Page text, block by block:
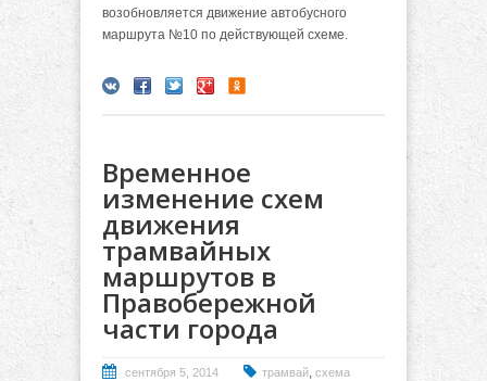
возобновляется движение автобусного
маршрута №10 по действующей схеме.
Временное
изменение схем
движения
трамвайных
маршрутов в
Правобережной
части города
сентября 5, 2014 трамвай, схема